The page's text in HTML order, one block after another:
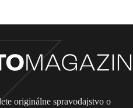
originálne spravodajstvo o